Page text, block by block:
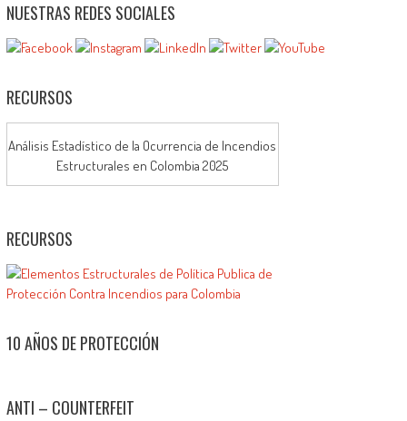
NUESTRAS REDES SOCIALES
RECURSOS
Análisis Estadístico de la Ocurrencia de Incendios
Estructurales en Colombia 2025
RECURSOS
10 AÑOS DE PROTECCIÓN
ANTI – COUNTERFEIT